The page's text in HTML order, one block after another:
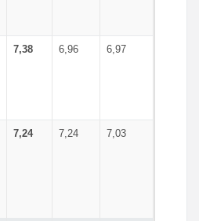
7,38 6,96 6,97
7,24 7,24 7,03